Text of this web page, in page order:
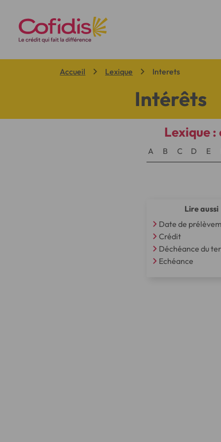
Vous êtes ici:
Accueil Lexique Interets
Intérêts
Lexique
A B C D E
Lire aussi
Date de
Crédit
Déchéance du
Echéance